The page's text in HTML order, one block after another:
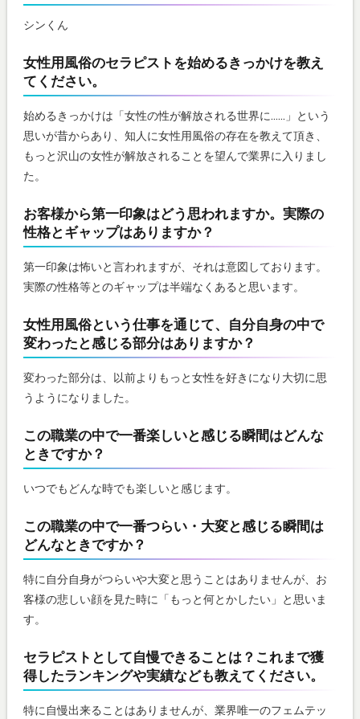
シンくん
女性用風俗のセラピストを始めるきっかけを教え
てください。
始めるきっかけは「女性の性が解放される世界に……」という
思いが昔からあり、知人に女性用風俗の存在を教えて頂き、
もっと沢山の女性が解放されることを望んで業界に入りまし
た。
お客様から第一印象はどう思われますか。実際の
性格とギャップはありますか？
第一印象は怖いと言われますが、それは意図しております。
実際の性格等とのギャップは半端なくあると思います。
女性用風俗という仕事を通じて、自分自身の中で
変わったと感じる部分はありますか？
変わった部分は、以前よりもっと女性を好きになり大切に思
うようになりました。
この職業の中で一番楽しいと感じる瞬間はどんな
ときですか？
いつでもどんな時でも楽しいと感じます。
この職業の中で一番つらい・大変と感じる瞬間は
どんなときですか？
特に自分自身がつらいや大変と思うことはありませんが、お
客様の悲しい顔を見た時に「もっと何とかしたい」と思いま
す。
セラピストとして自慢できることは？これまで獲
得したランキングや実績なども教えてください。
特に自慢出来ることはありませんが、業界唯一のフェムテッ